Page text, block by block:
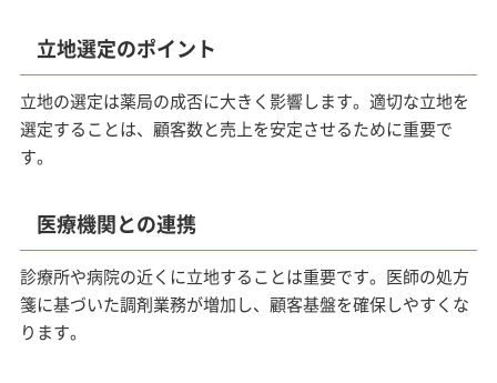
立地選定のポイント
立地の選定は薬局の成否に大きく影響します。適切な立地を
選定することは、顧客数と売上を安定させるために重要で
す。
医療機関との連携
診療所や病院の近くに立地することは重要です。医師の処方
箋に基づいた調剤業務が増加し、顧客基盤を確保しやすくな
ります。